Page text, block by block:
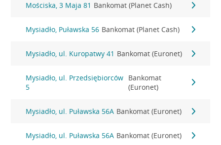
Mościska, 3 Maja 81 Bankomat (Planet Cash)
Mysiadło, Puławska 56 Bankomat (Planet Cash)
Mysiadło, ul. Kuropatwy 41 Bankomat (Euronet)
Mysiadło, ul. Przedsiębiorców
5
Bankomat
(Euronet)
Mysiadło, ul. Puławska 56A Bankomat (Euronet)
Mysiadło, ul. Puławska 56A Bankomat (Euronet)